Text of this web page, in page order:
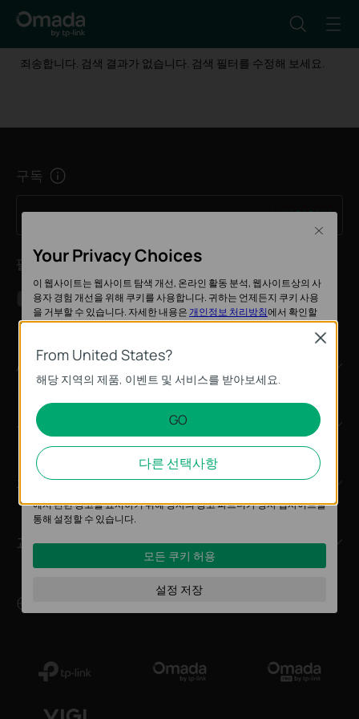
죄송합니다. 검색 결과가 없습니다. 검색 필터를 수정해 보세요.
구독
메일 주소 가입하기
팔로우 하기
About
뉴스
파트너
교육센터
From United States?
해당 지역의 제품, 이벤트 및 서비스를 받아보세요.
GO
다른 선택사항
Close
Your Privacy Choices
이 웹사이트는 웹사이트 탐색 개선, 온라인 활동 분석, 웹사이트상의 사
용자 경험 개선을 위해 쿠키를 사용합니다. 귀하는 언제든지 쿠키 사용
을 거부할 수 있습니다. 자세한 내용은개인정보 처리방침에서 확인할
수 있습니다.
기본 쿠키
이 쿠키는 웹사이트가 작동하는 데 필요하며 사용자의 시스템에서 비활
분석 및 마케팅 쿠키
분석 쿠키는 웹사이트의 기능을 개선하고 조정하기 위해 웹사이트에서
의 사용자 활동을 분석하는 데 사용하는 쿠키입니다.
에서 관련 광고를 표시하기 위해 당사의 광고 파트너가 당사 웹사이트를
통해 설정할 수 있습니다.
모든 쿠키 허용
설정 저장
Close